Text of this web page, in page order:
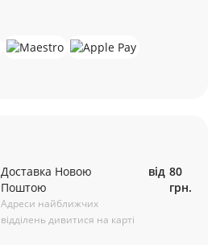
Доставка Новою
Поштою
Адреси найближчих
відділень дивитися на карті
від 80
грн.